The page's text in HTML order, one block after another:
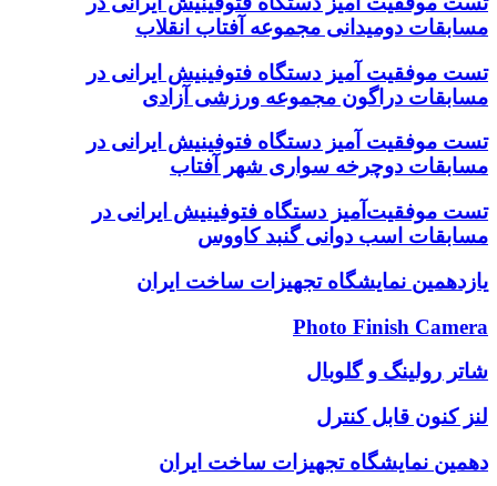
مسابقات دومیدانی مجموعه آفتاب انقلاب
تست موفقیت آمیز دستگاه فتوفینیش ایرانی در
مسابقات دراگون مجموعه ورزشی آزادی
تست موفقیت آمیز دستگاه فتوفینیش ایرانی در
مسابقات دوچرخه سواری شهر آفتاب
تست موفقیت‌آمیز دستگاه فتوفینیش ایرانی در
مسابقات اسب دوانی گنبد کاووس
یازدهمین نمایشگاه تجهیزات ساخت ایران
Photo Finish Camera
شاتر رولینگ و گلوبال
لنز کنون قابل کنترل
دهمین نمایشگاه تجهیزات ساخت ایران